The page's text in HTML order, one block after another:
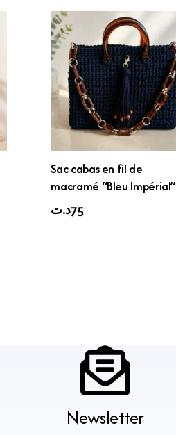
Sac cabas en fil de
macramé “Bleu Impérial”
75د.ت
Newsletter